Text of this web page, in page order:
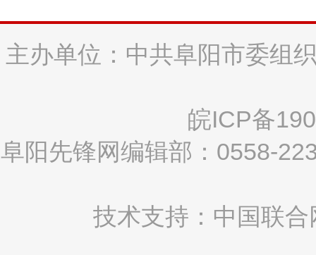
主办单位：中共阜阳市委组
皖ICP备
阜阳先锋网编辑部：0558-
技术支持：中国联